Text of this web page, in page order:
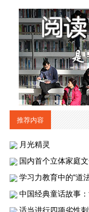
推荐内容
月光精灵
国内首个立体家庭
学习力教育中的“道
中国经典童话故事
适当进行四项劣性